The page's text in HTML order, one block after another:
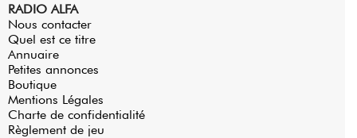
RADIO ALFA
Nous contacter
Quel est ce titre
Annuaire
Petites annonces
Boutique
Mentions Légales
Charte de confidentialité
Règlement de jeu